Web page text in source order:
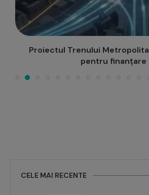
Proiectul Trenului
pentru finanțare
CELE MAI RECENTE